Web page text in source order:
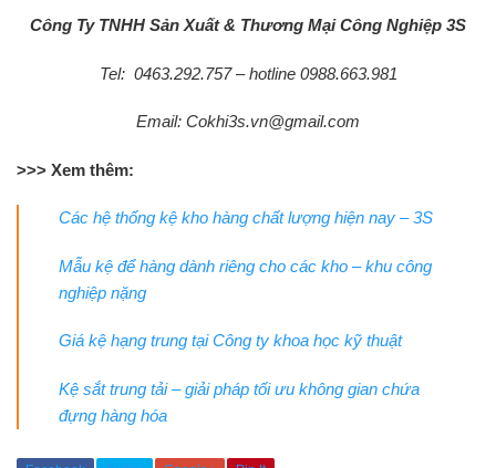
Công Ty TNHH Sản Xuất & Thương Mại Công Nghiệp 3S
Tel: 0463.292.757 – hotline 0988.663.981
Email: Cokhi3s.vn@gmail.com
>>> Xem thêm:
Các hệ thống kệ kho hàng chất lượng hiện nay – 3S
Mẫu kệ để hàng dành riêng cho các kho – khu công
nghiệp nặng
Giá kệ hạng trung tại Công ty khoa học kỹ thuật
Kệ sắt trung tải – giải pháp tối ưu không gian chứa
đựng hàng hóa